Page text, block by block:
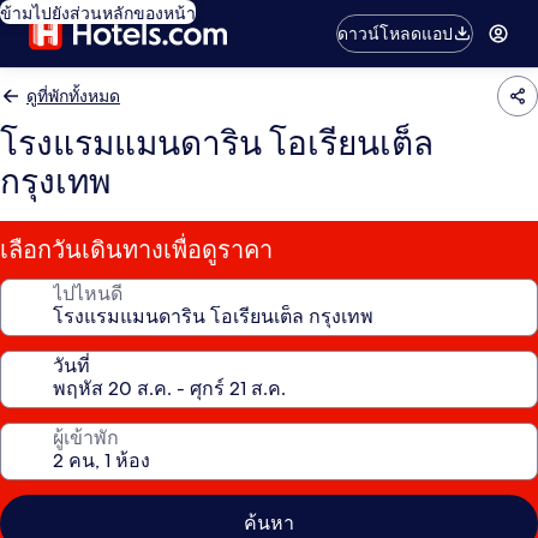
ข้ามไปยังส่วนหลักของหน้า
ดาวน์โหลดแอป
ดูที่พักทั้งหมด
โรงแรมแมนดาริน โอเรียนเต็ล
กรุงเทพ
เลือกวันเดินทางเพื่อดูราคา
ไปไหนดี
วันที่
ผู้เข้าพัก
ค้นหา